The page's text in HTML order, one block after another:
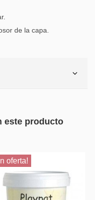
de la capa.
este producto
oferta!